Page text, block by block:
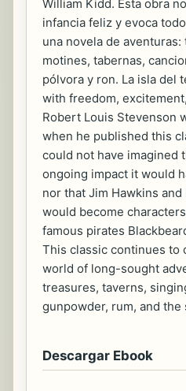
William Kidd. Esta obra
infancia feliz y evoca
una novela de
motines, tabernas,
pólvora y ron. La isla del
with freedom,
Robert Louis Stevenson
when he published this
could not have imagined
ongoing impact it would
nor that Jim Hawkins
would become
famous pirates
This classic continues to
world of long-sought
treasures, taverns,
gunpowder, rum, and the
Descargar Ebook